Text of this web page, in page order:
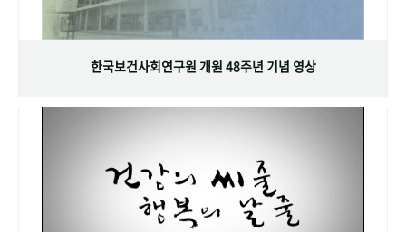
한국보건사회연구원 개원 48주년 기념 영상